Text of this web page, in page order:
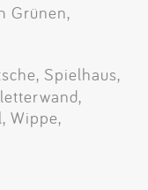
Grünen,
Spielhaus,
Wippe,